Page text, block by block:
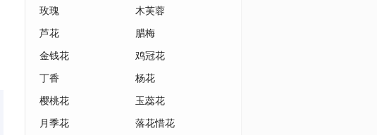
玫瑰 木芙蓉
芦花 腊梅
金钱花 鸡冠花
丁香 杨花
樱桃花 玉蕊花
月季花 落花惜花